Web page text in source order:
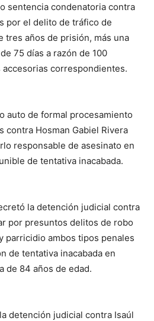
sentencia condenatoria contra
por el delito de tráfico de
tres años de prisión, más una
75 días a razón de 100
accesorias correspondientes.
auto de formal procesamiento
contra Hosman Gabiel Rivera
responsable de asesinato en
de tentativa inacabada.
la detención judicial contra
por presuntos delitos de robo
parricidio ambos tipos penales
de tentativa inacabada en
de 84 años de edad.
detención judicial contra Isaúl